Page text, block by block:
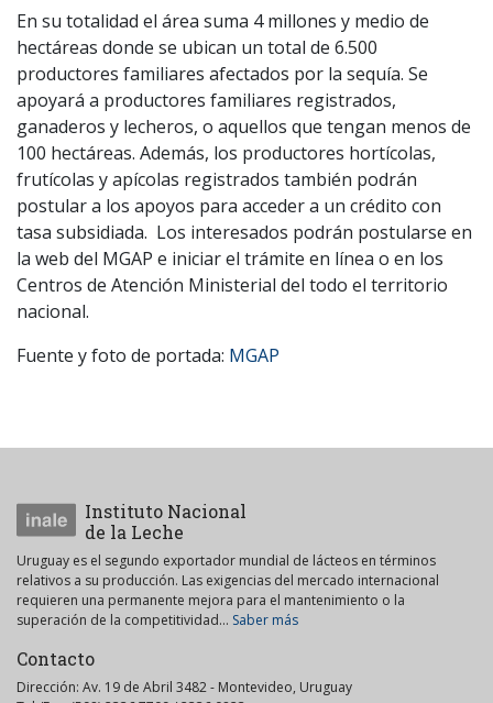
En su totalidad el área suma 4 millones y medio de
hectáreas donde se ubican un total de 6.500
productores familiares afectados por la sequía. Se
apoyará a productores familiares registrados,
ganaderos y lecheros, o aquellos que tengan menos de
100 hectáreas. Además, los productores hortícolas,
frutícolas y apícolas registrados también podrán
postular a los apoyos para acceder a un crédito con
tasa subsidiada. Los interesados podrán postularse en
la web del MGAP e iniciar el trámite en línea o en los
Centros de Atención Ministerial del todo el territorio
nacional.
Fuente y foto de portada: MGAP
Instituto Nacional
de la Leche
Uruguay es el segundo exportador mundial de lácteos en términos
relativos a su producción. Las exigencias del mercado internacional
requieren una permanente mejora para el mantenimiento o la
superación de la competitividad... Saber más
Contacto
Dirección: Av. 19 de Abril 3482 - Montevideo, Uruguay